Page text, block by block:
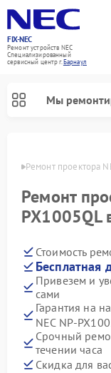
FIX-NEC
Ремонт устройств NEC
Специализированный
cервисный центр г.Барнаул
Мы
Ремонт проектора
Ремонт
PX1005QL
Стоимость
Бесплатная
Привезем и
сами
Гарантия на
NEC NP-
Срочный
течении часа
Скидка для